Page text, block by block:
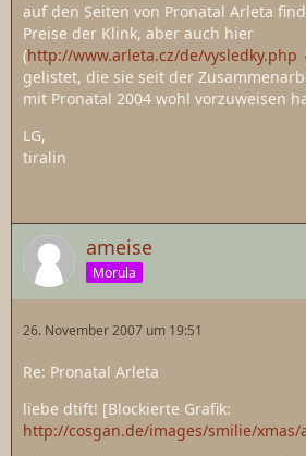
auf den Seiten von Pronatal Arleta
Preise der Klink, aber auch hier
(http://www.arleta.cz/de/vysledky.php
gelistet, die sie seit der
mit Pronatal 2004 wohl vorzuweisen
LG,
tiralin
ameise
Morula
26. November 2007 um 19:51
Re: Pronatal Arleta
liebe dtift! [Blockierte Grafik:
http://cosgan.de/images/smilie/xmas/